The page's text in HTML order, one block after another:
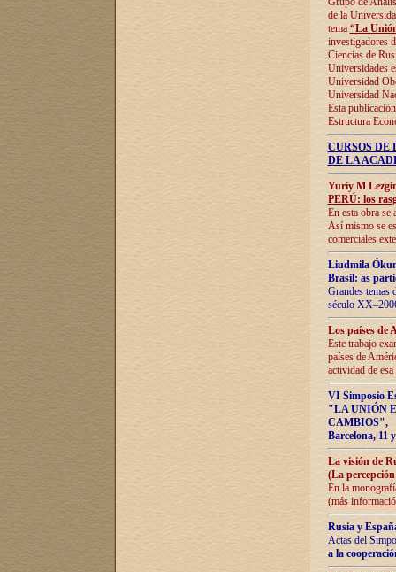
de la
tema “La
investigadores
Ciencias de
Universidades
Universidad
Universidad
Esta
Estructura
CURSOS
DE LA
Yuriy M
PERÚ: los
En esta obra se
Así mismo se
comerciales
Liudmila
Brasil: as
Grandes temas
século
Los países de
Este trabajo
países de
actividad de
VI Simposio
"LA UNIÓN
CAMBIOS",
Barcelona, 11
La visión de
(La
En la
(más
Rusia y
Actas del
a la